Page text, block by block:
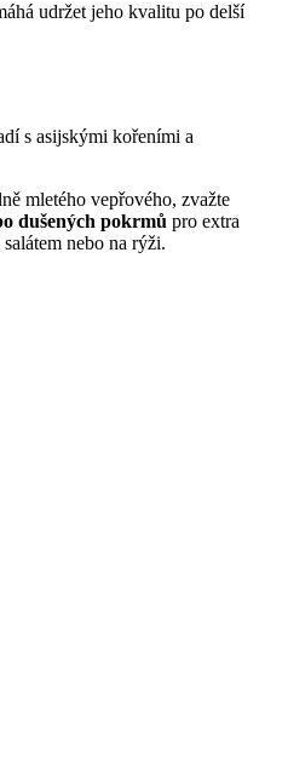
udržet jeho kvalitu po delší
s asijskými kořeními a
mletého vepřového, zvažte
dušených pokrmů pro extra
nebo na rýži.